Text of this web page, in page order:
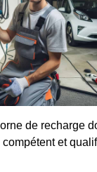
de recharge
et